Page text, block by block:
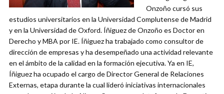
Onzoño cursó sus
estudios universitarios en la Universidad Complutense de Madrid
y en la Universidad de Oxford. Íñiguez de Onzoño es Doctor en
Derecho y MBA por IE. Íñiguez ha trabajado como consultor de
dirección de empresas y ha desempeñado una actividad relevante
en el ámbito de la calidad en la formación ejecutiva. Ya en IE,
Íñiguez ha ocupado el cargo de Director General de Relaciones
Externas, etapa durante la cual lideró iniciativas internacionales